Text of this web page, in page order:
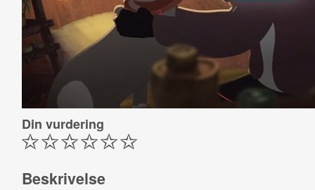
Din vurdering
Beskrivelse